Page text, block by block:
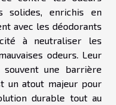
solides, enrichis en
avec les déodorants
à neutraliser les
odeurs. Leur
une barrière
un atout majeur pour
durable tout au